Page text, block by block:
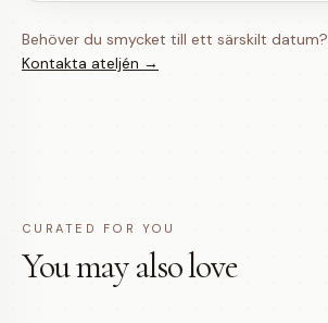
Behöver du smycket till ett särskilt datum?
Kontakta ateljén →
CURATED FOR YOU
You may also love